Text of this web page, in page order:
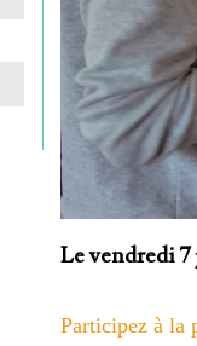
Le vendredi 7
Participez à la